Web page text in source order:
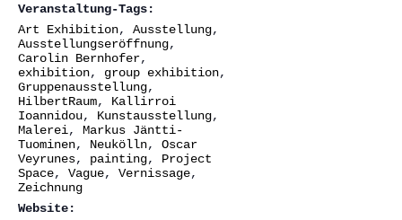
Veranstaltung-Tags:
Art Exhibition, Ausstellung,
Ausstellungseröffnung,
Carolin Bernhofer,
exhibition, group exhibition,
Gruppenausstellung,
HilbertRaum, Kallirroi
Ioannidou, Kunstausstellung,
Malerei, Markus Jäntti-
Tuominen, Neukölln, Oscar
Veyrunes, painting, Project
Space, Vague, Vernissage,
Zeichnung
Website: